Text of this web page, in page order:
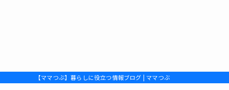
【ママつぶ】暮らしに役立つ情報ブログ | ママつぶ